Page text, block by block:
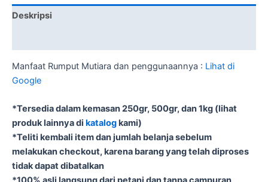
Deskripsi
Manfaat Rumput Mutiara dan penggunaannya : Lihat di
Google
*Tersedia dalam kemasan 250gr, 500gr, dan 1kg (lihat
produk lainnya di katalogkami)
*Teliti kembali item dan jumlah belanja sebelum
melakukan checkout, karena barang yang telah diproses
tidak dapat dibatalkan